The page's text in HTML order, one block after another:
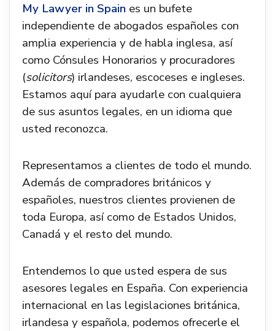
My Lawyer in Spain es un bufete
independiente de abogados españoles con
amplia experiencia y de habla inglesa, así
como Cónsules Honorarios y procuradores
(solicitors) irlandeses, escoceses e ingleses.
Estamos aquí para ayudarle con cualquiera
de sus asuntos legales, en un idioma que
usted reconozca.
Representamos a clientes de todo el mundo.
Además de compradores británicos y
españoles, nuestros clientes provienen de
toda Europa, así como de Estados Unidos,
Canadá y el resto del mundo.
Entendemos lo que usted espera de sus
asesores legales en España. Con experiencia
internacional en las legislaciones británica,
irlandesa y española, podemos ofrecerle el